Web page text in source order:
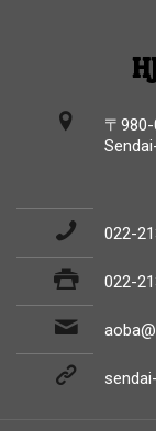
〒
022-
022-